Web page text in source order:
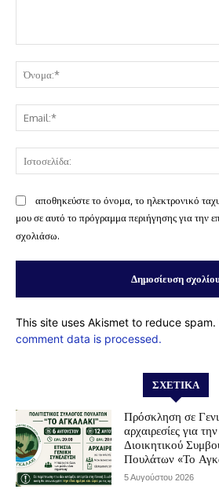
αποθηκεύστε το όνομα, το ηλεκτρονικό
μου σε αυτό το πρόγραμμα περιήγησης για την
σχολιάσω.
This site uses Akismet to reduce spam.
comment data is processed.
ΣΧΕΤΙΚΆ
Πρόσκληση σε
αρχαιρεσίες για
Διοικητικού
Πουλάτων «Το
5 Αυγούστου 2026